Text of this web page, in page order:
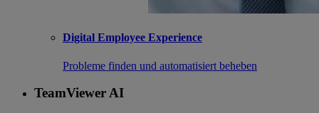
Digital Employee Experience
Probleme finden und automatisiert beheben
TeamViewer AI